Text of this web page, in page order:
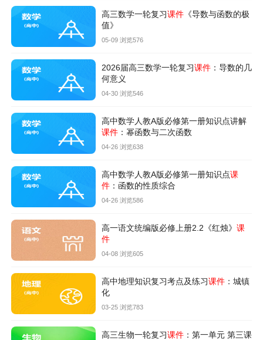
高三数学一轮复习课件《导数与函数的极
值》
05-09 浏览576
2026届高三数学一轮复习课件：导数的几
何意义
04-30 浏览546
高中数学人教A版必修第一册知识点讲解
课件：幂函数与二次函数
04-26 浏览638
高中数学人教A版必修第一册知识点课
件：函数的性质综合
04-26 浏览586
高一语文统编版必修上册2.2《红烛》 课
件
04-08 浏览605
高中地理知识复习考点及练习课件：城镇
化
03-25 浏览783
高三生物一轮复习课件：第一单元 第三课